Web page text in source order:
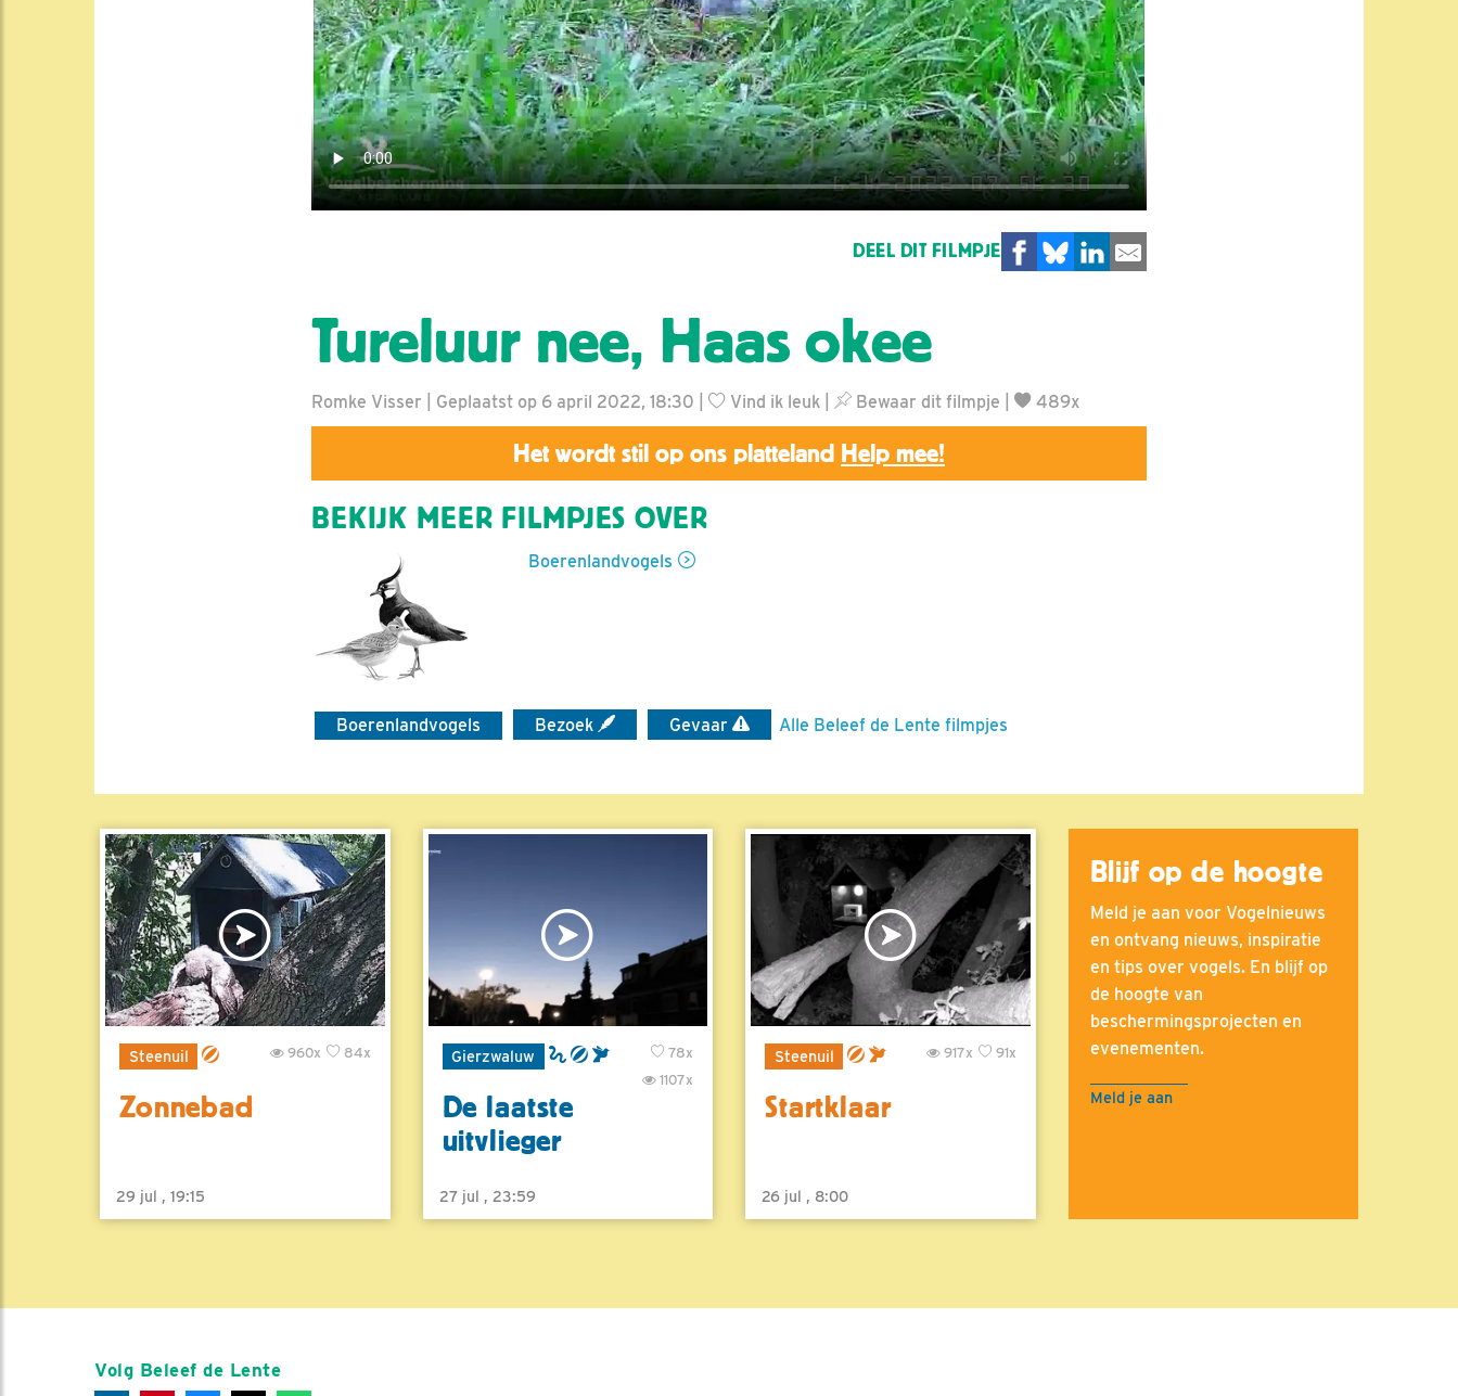
DEEL DIT FILMPJE
Tureluur nee, Haas okee
Romke Visser | Geplaatst op 6 april 2022, 18:30 | Vind ik leuk Bewaar dit filmpje 489x
Het wordt stil op ons platteland Help mee!
BEKIJK MEER FILMPJES OVER
Boerenlandvogels
Boerenlandvogels Bezoek Gevaar Alle Beleef de Lente filmpjes
Steenuil 84x
960x
Zonnebad
29 jul , 19:15
Gierzwaluw
78x
1107x
De laatste
uitvlieger
27 jul , 23:59
Steenuil 91x
917x
Startklaar
26 jul , 8:00
Blijf op de hoogte
Meld je aan voor Vogelnieuws
en ontvang nieuws, inspiratie
en tips over vogels. En blijf op
de hoogte van
beschermingsprojecten en
evenementen.
Meld je aan
Volg Beleef de Lente